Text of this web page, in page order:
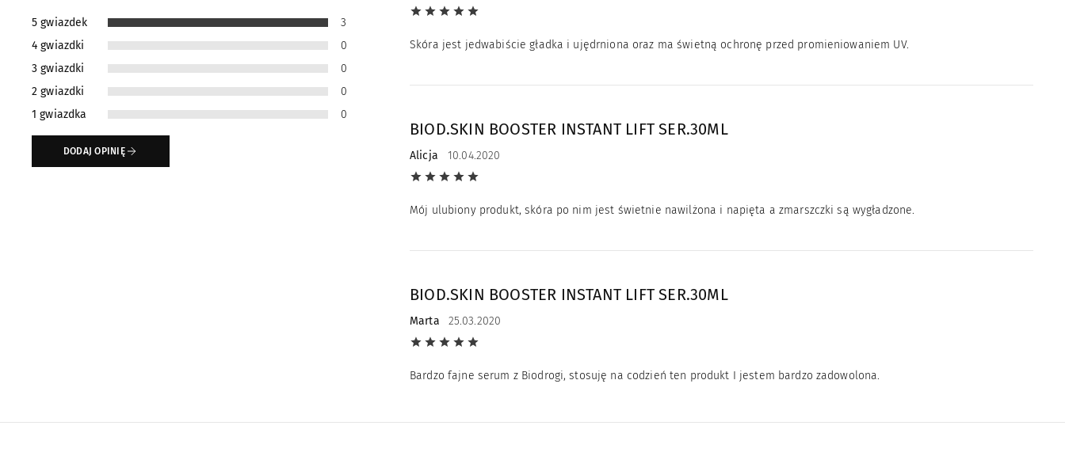
5 gwiazdek
3
4 gwiazdki
0
3 gwiazdki
0
2 gwiazdki
0
1 gwiazdka
0
DODAJ OPINIĘ
Skóra jest jedwabiście gładka i ujędrniona oraz ma świetną ochronę przed promieniowaniem UV.
BIOD.SKIN BOOSTER INSTANT LIFT SER.30ML
Alicja 10.04.2020
Mój ulubiony produkt, skóra po nim jest świetnie nawilżona i napięta a zmarszczki są wygładzone.
BIOD.SKIN BOOSTER INSTANT LIFT SER.30ML
Marta 25.03.2020
Bardzo fajne serum z Biodrogi, stosuję na codzień ten produkt I jestem bardzo zadowolona.